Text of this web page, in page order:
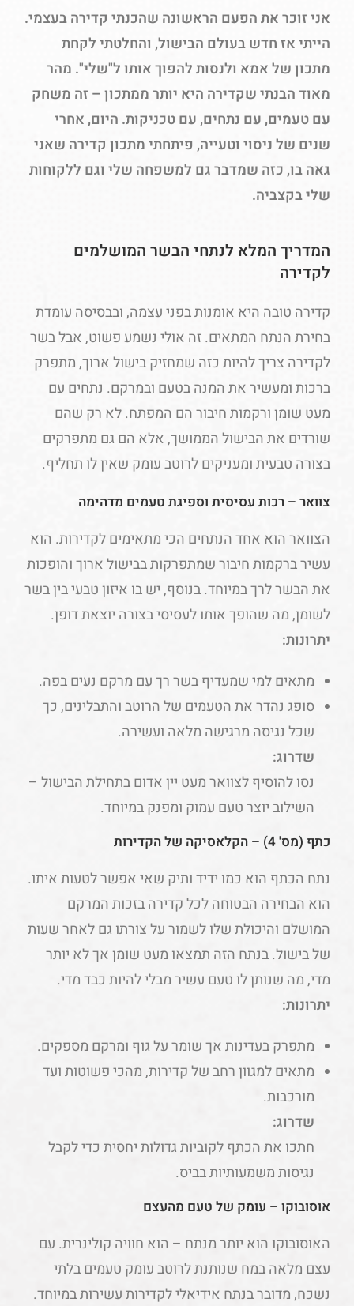
אני זוכר את הפעם הראשונה שהכנתי קדירה בעצמי.
הייתי אז חדש בעולם הבישול, והחלטתי לקחת
מתכון של אמא ולנסות להפוך אותו ל"שלי". מהר
מאוד הבנתי שקדירה היא יותר ממתכון – זה משחק
עם טעמים, עם נתחים, עם טכניקות. היום, אחרי
שנים של ניסוי וטעייה, פיתחתי מתכון קדירה שאני
גאה בו, כזה שמדבר גם למשפחה שלי וגם ללקוחות
שלי בקצביה.
המדריך המלא לנתחי הבשר המושלמים
לקדירה
קדירה טובה היא אומנות בפני עצמה, ובבסיסה עומדת
בחירת הנתח המתאים. זה אולי נשמע פשוט, אבל בשר
לקדירה צריך להיות כזה שמחזיק בישול ארוך, מתפרק
ברכות ומעשיר את המנה בטעם ובמרקם. נתחים עם
מעט שומן ורקמות חיבור הם המפתח. לא רק שהם
שורדים את הבישול הממושך, אלא הם גם מתפרקים
בצורה טבעית ומעניקים לרוטב עומק שאין לו תחליף.
צוואר – רכות עסיסית וספיגת טעמים מדהימה
הצוואר הוא אחד הנתחים הכי מתאימים לקדירות. הוא
עשיר ברקמות חיבור שמתפרקות בבישול ארוך והופכות
את הבשר לרך במיוחד. בנוסף, יש בו איזון טבעי בין בשר
לשומן, מה שהופך אותו לעסיסי בצורה יוצאת דופן.
יתרונות:
מתאים למי שמעדיף בשר רך עם מרקם נעים בפה.
סופג נהדר את הטעמים של הרוטב והתבלינים, כך
שכל נגיסה מרגישה מלאה ועשירה.
שדרוג:
נסו להוסיף לצוואר מעט יין אדום בתחילת הבישול –
השילוב יוצר טעם עמוק ומפנק במיוחד.
כתף (מס' 4) – הקלאסיקה של הקדירות
נתח הכתף הוא כמו ידיד ותיק שאי אפשר לטעות איתו.
הוא הבחירה הבטוחה לכל קדירה בזכות המרקם
המושלם והיכולת שלו לשמור על צורתו גם לאחר שעות
של בישול. בנתח הזה תמצאו מעט שומן אך לא יותר
מדי, מה שנותן לו טעם עשיר מבלי להיות כבד מדי.
יתרונות:
מתפרק בעדינות אך שומר על גוף ומרקם מספקים.
מתאים למגוון רחב של קדירות, מהכי פשוטות ועד
מורכבות.
שדרוג:
חתכו את הכתף לקוביות גדולות יחסית כדי לקבל
נגיסות משמעותיות בביס.
אוסובוקו – עומק של טעם מהעצם
האוסובוקו הוא יותר מנתח – הוא חוויה קולינרית. עם
עצם מלאה במח שנותנת לרוטב עומק טעמים בלתי
נשכח, מדובר בנתח אידיאלי לקדירות עשירות במיוחד.